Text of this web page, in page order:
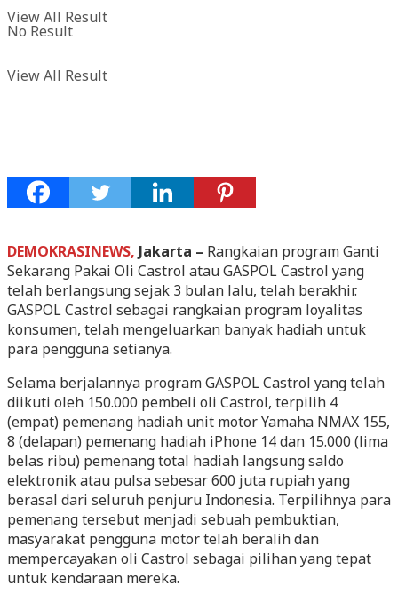
View All Result
No Result
View All Result
DEMOKRASINEWS, Jakarta – Rangkaian program Ganti
Sekarang Pakai Oli Castrol atau GASPOL Castrol yang
telah berlangsung sejak 3 bulan lalu, telah berakhir.
GASPOL Castrol sebagai rangkaian program loyalitas
konsumen, telah mengeluarkan banyak hadiah untuk
para pengguna setianya.
Selama berjalannya program GASPOL Castrol yang telah
diikuti oleh 150.000 pembeli oli Castrol, terpilih 4
(empat) pemenang hadiah unit motor Yamaha NMAX 155,
8 (delapan) pemenang hadiah iPhone 14 dan 15.000 (lima
belas ribu) pemenang total hadiah langsung saldo
elektronik atau pulsa sebesar 600 juta rupiah yang
berasal dari seluruh penjuru Indonesia. Terpilihnya para
pemenang tersebut menjadi sebuah pembuktian,
masyarakat pengguna motor telah beralih dan
mempercayakan oli Castrol sebagai pilihan yang tepat
untuk kendaraan mereka.